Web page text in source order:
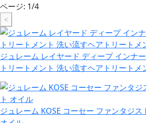
ページ: 1/4
<
ジュレーム レイヤード ディープ インナ
トリートメント 洗い流すヘアトリートメ
ジュレーム KOSE コーセー ファンタジス